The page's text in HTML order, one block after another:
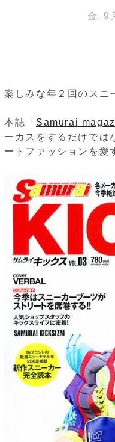
金, 9
楽しみな年２回のスニ
本誌「 Samurai
ーカスをするだけでは
ートファッションを愛